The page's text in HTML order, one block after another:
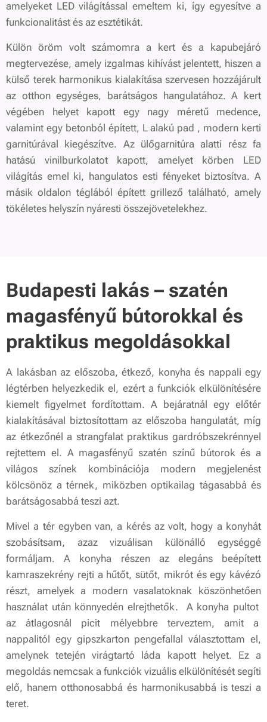
amelyeket LED világítással emeltem ki, így egyesítve a
funkcionalitást és az esztétikát.
Külön öröm volt számomra a kert és a kapubejáró
megtervezése, amely izgalmas kihívást jelentett, hiszen a
külső terek harmonikus kialakítása szervesen hozzájárult
az otthon egységes, barátságos hangulatához. A kert
végében helyet kapott egy nagy méretű medence,
valamint egy betonból épített, L alakú pad , modern kerti
garnitúrával kiegészítve. Az ülőgarnitúra alatti rész fa
hatású vinilburkolatot kapott, amelyet körben LED
világítás emel ki, hangulatos esti fényeket biztosítva. A
másik oldalon téglából épített grillező található, amely
tökéletes helyszín nyáresti összejövetelekhez.
Budapesti lakás – szatén
magasfényű bútorokkal és
praktikus megoldásokkal
A lakásban az előszoba, étkező, konyha és nappali egy
légtérben helyezkedik el, ezért a funkciók elkülönítésére
kiemelt figyelmet fordítottam. A bejáratnál egy előtér
kialakításával biztosítottam az előszoba hangulatát, míg
az étkezőnél a strangfalat praktikus gardróbszekrénnyel
rejtettem el. A magasfényű szatén színű bútorok és a
világos színek kombinációja modern megjelenést
kölcsönöz a térnek, miközben optikailag tágasabbá és
barátságosabbá teszi azt.
Mivel a tér egyben van, a kérés az volt, hogy a konyhát
szobásítsam, azaz vizuálisan különálló egységgé
formáljam. A konyha részen az elegáns beépített
kamraszekrény rejti a hűtőt, sütőt, mikrót és egy kávézó
részt, amelyek a modern vasalatoknak köszönhetően
használat után könnyedén elrejthetők. A konyha pultot
az átlagosnál picit mélyebbre terveztem, amit a
nappalitól egy gipszkarton pengefallal választottam el,
amelynek tetején virágtartó láda kapott helyet. Ez a
megoldás nemcsak a funkciók vizuális elkülönítését segíti
elő, hanem otthonosabbá és harmonikusabbá is teszi a
teret.